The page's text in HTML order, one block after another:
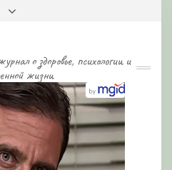
о здоровье, психологии и
жизни